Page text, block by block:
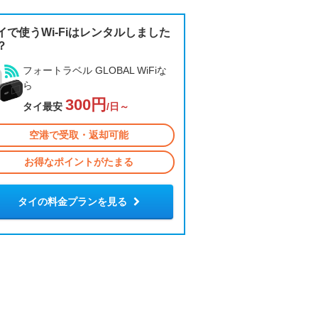
で使うWi-Fiはレンタルしました
フォートラベル GLOBAL WiFiな
ら
タイ最安 300円 /日～
空港で受取・返却可能
お得なポイントがたまる
タイの料金プランを見る